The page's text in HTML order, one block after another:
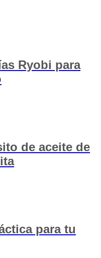
Ryobi para
de aceite de
para tu